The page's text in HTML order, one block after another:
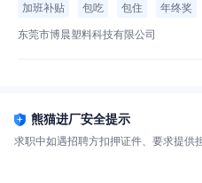
加班补贴 包吃 包住 年终奖
东莞市博晨塑料科技有限公司
熊猫进厂安全提示
求职中如遇招聘方扣押证件、要求提供